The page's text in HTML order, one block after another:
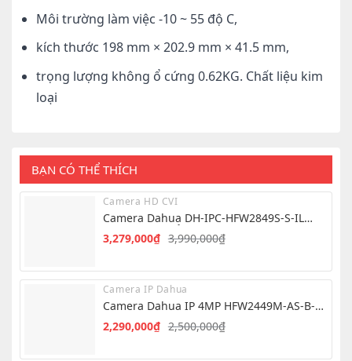
Môi trường làm việc -10 ~ 55 độ C,
kích thước 198 mm × 202.9 mm × 41.5 mm,
trọng lượng không ổ cứng 0.62KG. Chất liệu kim
loại
BẠN CÓ THỂ THÍCH
Camera HD CVI
Camera Dahua DH-IPC-HFW2849S-S-IL
8.0MP – Hình Ảnh 4K Siêu Nét
3,990,000₫
Giá
là:
3,990,000₫.
3,279,000₫
Giá
tại
là:
3,279,000₫.
Camera IP Dahua
Camera Dahua IP 4MP HFW2449M-AS-B-
PRO
2,500,000₫
Giá
2,290,000₫
Giá